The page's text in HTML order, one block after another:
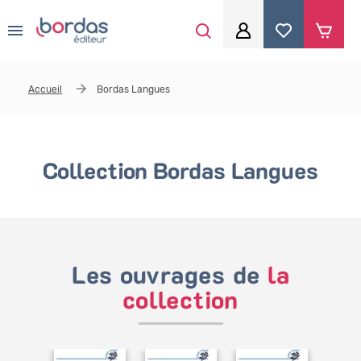
Mot de passe*
Mot de passe ou identifiant oublié
Accueil Bordas Langues
Collection Bordas Langues
Les ouvrages de la
collection